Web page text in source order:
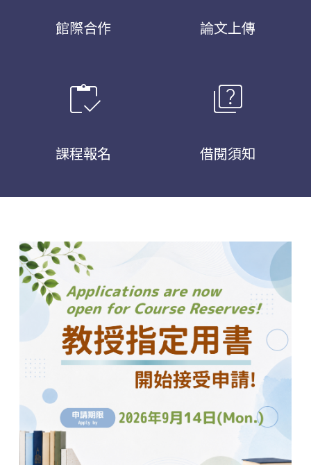
館際合作 論文上傳
inventory
課程報名
quiz
借閱須知